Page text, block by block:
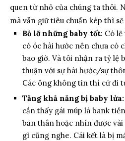
quen từ nhỏ của chúng ta thôi.
mà vẫn giữ tiêu chuẩn kép thì sẽ
Bỏ lỡ những baby tốt: Có
có óc hài hước nên chưa có
bao giờ. Và tôi nhận ra tỷ lệ
thuận với sự hài hước/sự
Các ông không tin thì cứ đi
Tăng khả năng bị baby lừa:
cần thấy gái múp là bank
bản thân hoặc nhìn được
gì cũng nghe. Cái kết là bị